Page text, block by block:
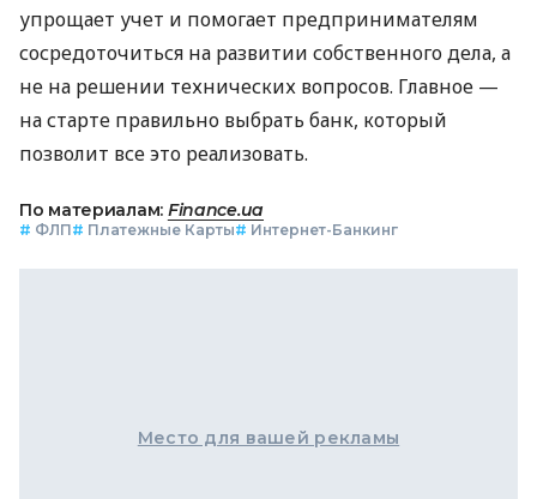
упрощает учет и помогает предпринимателям
сосредоточиться на развитии собственного дела, а
не на решении технических вопросов. Главное —
на старте правильно выбрать банк, который
позволит все это реализовать.
По материалам: Finance.ua
# ФЛП# Платежные Карты# Интернет-Банкинг
Место для вашей рекламы